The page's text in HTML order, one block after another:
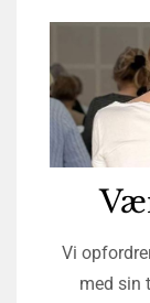
Vi
med sin